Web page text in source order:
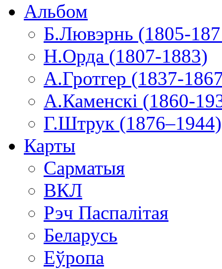
Альбом
Б.Лювэрнь (1805-
Н.Орда (1807-1883)
А.Гротгер (1837-
А.Каменскі (1860-
Г.Штрук (1876–1944)
Карты
Сарматыя
ВКЛ
Рэч Паспалітая
Беларусь
Еўропа